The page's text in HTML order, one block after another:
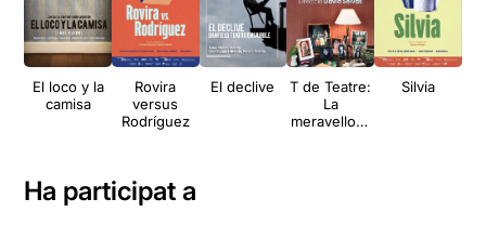
El loco y la
camisa
Rovira
versus
Rodríguez
El declive
T de Teatre:
La
meravellosa
Silvia
Ha participat a